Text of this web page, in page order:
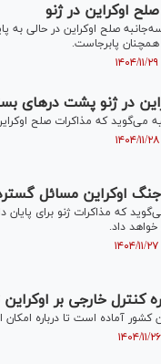
اوکراین در ژنو
پابرجاست.
در ژنو پشت در‌های
که مذاکرات صلح
جنگ اوکراین مسائل
که مذاکرات ژنو برای پایان
داد.
کنترل خارجی بر
آماده است تا درباره